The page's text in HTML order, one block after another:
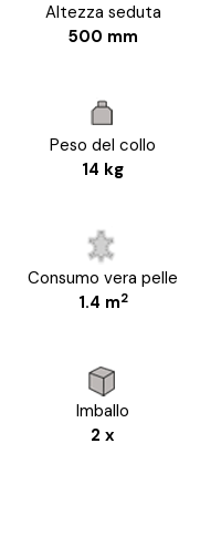
Altezza seduta
500 mm
Peso del collo
14 kg
Consumo vera pelle
1.4 m2
Imballo
2 x